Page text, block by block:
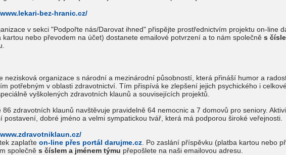
bez-hranic.cz/
v sekci "Podpořte nás/Darovat ihned" přispějte prostřednictvím projektu on-line
kartou nebo převodem na účet) dostanete emailové potvrzení a to nám společně s
nezisková organizace s národní a mezinárodní působností, která přináší humor a
potřebným v oblasti zdravotnictví. Tím přispívá ke zlepšení jejich psychického i
vyškolených zdravotních klaunů a souvisejících projektů.
86 zdravotních klaunů navštěvuje pravidelně 64 nemocnic a 7 domovů pro seniory.
postavení, dobré jméno a velmi sympatickou tvář, která má podporou široké veřejnosti.
zaplaťte on-line přes portál darujme.cz . Po zaslání příspěvku (platba kartou nebo
společně s číslem a jménem týmu přepošlete na naši emailovou adresu.